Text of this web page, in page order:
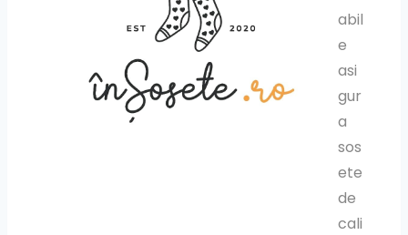
abil
e
asi
gur
a
sos
ete
de
cali